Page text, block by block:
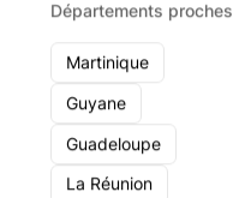
Départements proches
Martinique
Guyane
Guadeloupe
La Réunion